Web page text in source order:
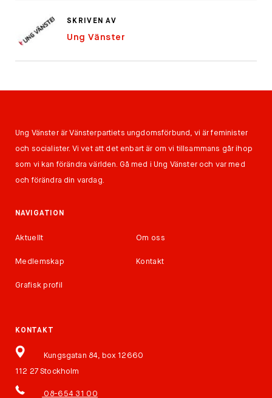
SKRIVEN AV
Ung Vänster
Ung Vänster är Vänsterpartiets ungdomsförbund, vi är feminister
och socialister. Vi vet att det enbart är om vi tillsammans går ihop
som vi kan förändra världen. Gå med i Ung Vänster och var med
och förändra din vardag.
NAVIGATION
Aktuellt Om oss
Medlemskap Kontakt
Grafisk profil
KONTAKT
Kungsgatan 84, box 12660
112 27 Stockholm
08-654 31 00